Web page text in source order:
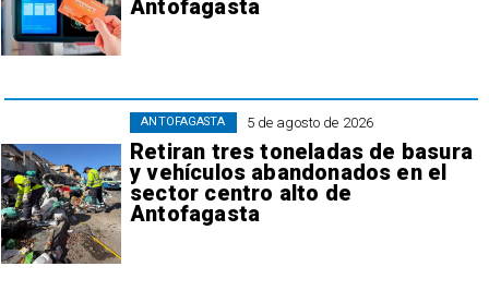
Antofagasta
5 de agosto de 2026
Retiran tres toneladas de basura
y vehículos abandonados en el
sector centro alto de
Antofagasta
ANTOFAGASTA